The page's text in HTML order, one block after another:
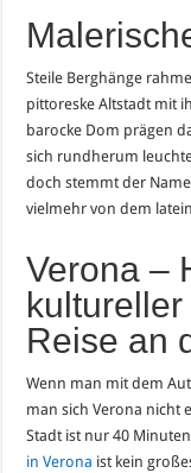
Steile Berghänge
pittoreske Altstadt mit
barocke Dom prägen
sich rundherum
doch stemmt der
vielmehr von dem
Verona –
Reise an
Wenn man mit dem
man sich Verona nicht
Stadt ist nur 40
in Verona ist kein